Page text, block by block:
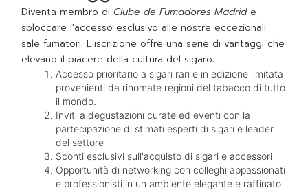
Diventa membro di Clube de Fumadores Madride
sbloccare l'accesso esclusivo alle nostre eccezionali
sale fumatori. L'iscrizione offre una serie di vantaggi che
elevano il piacere della cultura del sigaro:
Accesso prioritario a sigari rari e in edizione limitata
provenienti da rinomate regioni del tabacco di tutto
il mondo.
Inviti a degustazioni curate ed eventi con la
partecipazione di stimati esperti di sigari e leader
del settore
Sconti esclusivi sull'acquisto di sigari e accessori
Opportunità di networking con colleghi appassionati
e professionisti in un ambiente elegante e raffinato